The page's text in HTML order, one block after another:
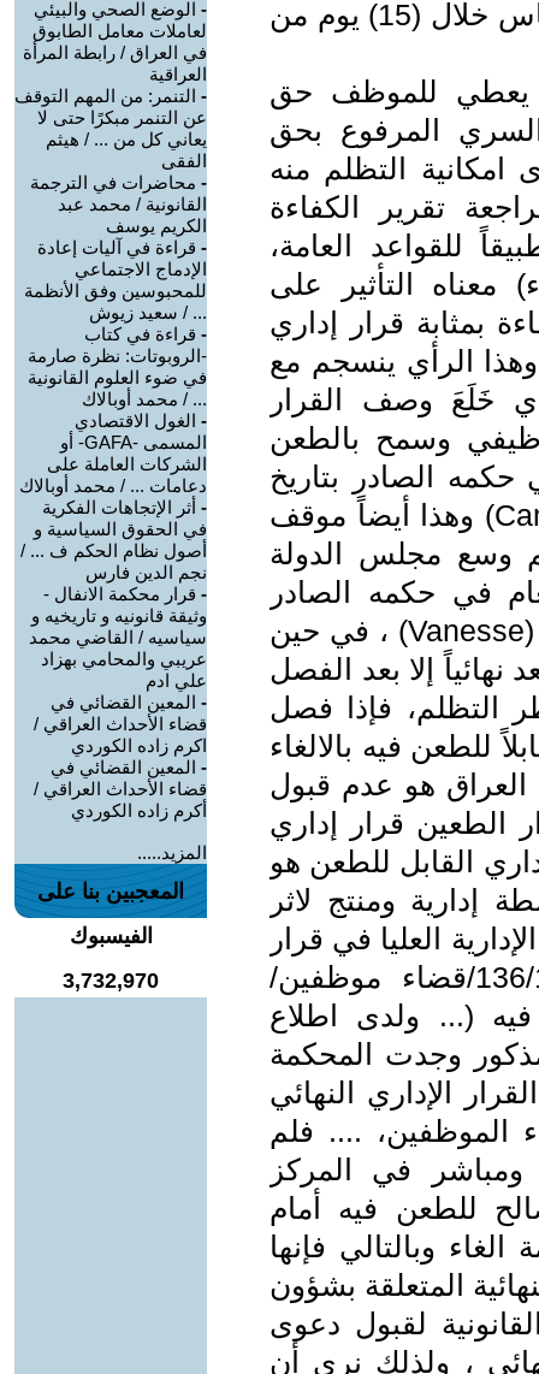
ولهذه الاخيرة أن تصدر قرارها بالالتماس خلال (15) يوم من
يعطي للموظف حق
المرفوع بحق
التظلم منه
تقرير الكفاءة
للقواعد العامة،
التأثير على
بمثابة قرار إداري
وهذا الرأي ينسجم مع
خَلَعَ وصف القرار
وسمح بالطعن
حكمه الصادر بتاريخ
23/11،/1962 في قضية كامارا (Camara) وهذا أيضاً موقف
وسع مجلس الدولة
في حكمه الصادر
بتاريخ 22/11/1963 في قضية فانيس (Vanesse) ، في حين
نهائياً إلا بعد الفصل
التظلم، فإذا فصل
للطعن فيه بالالغاء
هو عدم قبول
الطعين قرار إداري
القابل للطعن هو
ومنتج لاثر
العليا في قرار
لها صدر في الطعن المرقم (136/137/قضاء موظفين/
4/2015 إذ جاء فيه (... ولدى اطلاع
وجدت المحكمة
الإداري النهائي
الموظفين، .... فلم
ومباشر في المركز
للطعن فيه أمام
وبالتالي فإنها
المتعلقة بشؤون
لقبول دعوى
، ولذلك نرى أن
- الوضع الصحي والبيئي
لعاملات معامل الطابوق
في العراق / رابطة المرأة
العراقية
- التنمر: من المهم التوقف
عن التنمر مبكرًا حتى لا
يعاني كل من ... / هيثم
الفقى
- محاضرات في الترجمة
القانونية / محمد عبد
الكريم يوسف
- قراءة في آليات إعادة
الإدماج الاجتماعي
للمحبوسين وفق الأنظمة
... / سعيد زيوش
- قراءة في كتاب
-الروبوتات: نظرة صارمة
في ضوء العلوم القانونية
... / محمد أوبالاك
- الغول الاقتصادي
المسمى -GAFA- أو
الشركات العاملة على
دعامات ... / محمد أوبالاك
- أثر الإتجاهات الفكرية
في الحقوق السياسية و
أصول نظام الحكم ف ... /
نجم الدين فارس
- قرار محكمة الانفال -
وثيقة قانونيه و تاريخيه و
سياسيه / القاضي محمد
عريبي والمحامي بهزاد
علي ادم
- المعين القضائي في
قضاء الأحداث العراقي /
اكرم زاده الكوردي
- المعين القضائي في
قضاء الأحداث العراقي /
أكرم زاده الكوردي
المزيد.....
المعجبين بنا على
الفيسبوك
3,732,970